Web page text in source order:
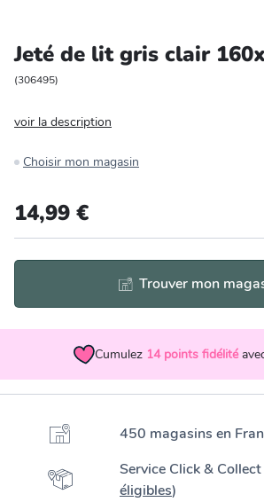
Animalerie
Bricolage et auto
Jardin et plein air
Jeté de lit gris clair
(306495)
voir la description
Choisir mon magasin
14,99 €
Trouver mon
Cumulez 14 points fidélité
450 magasins en
Service Click & Collect
éligibles)